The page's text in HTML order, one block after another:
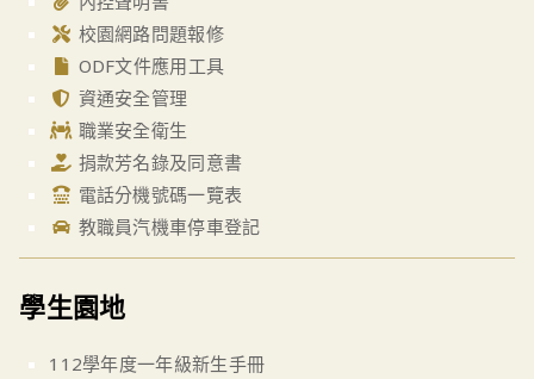
校園網路問題報修
ODF文件應用工具
資通安全管理
職業安全衛生
捐款芳名錄及同意書
電話分機號碼一覽表
教職員汽機車停車登記
學生園地
112學年度一年級新生手冊